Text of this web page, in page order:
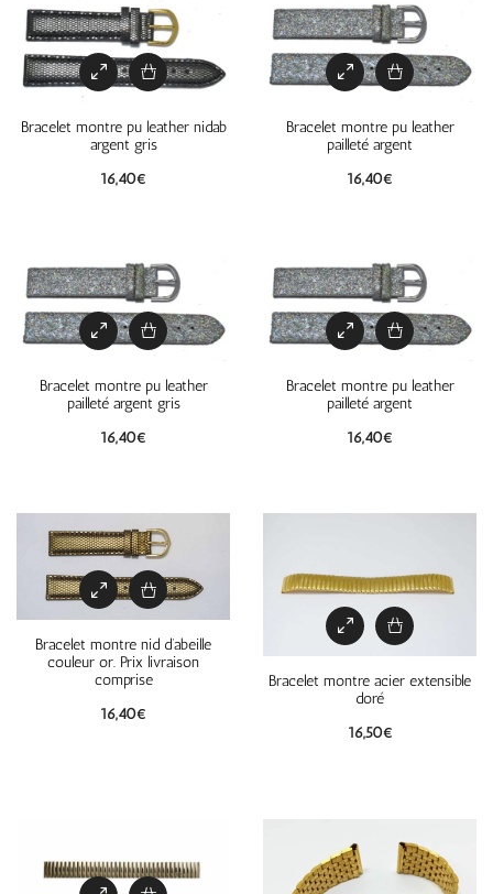
Bracelet montre pu leather nidab
argent gris
16,40€
Bracelet montre pu leather
pailleté argent
16,40€
Bracelet montre pu leather
pailleté argent gris
16,40€
Bracelet montre pu leather
pailleté argent
16,40€
Bracelet montre nid d’abeille
couleur or. Prix livraison
comprise
16,40€
Bracelet montre acier extensible
doré
16,50€